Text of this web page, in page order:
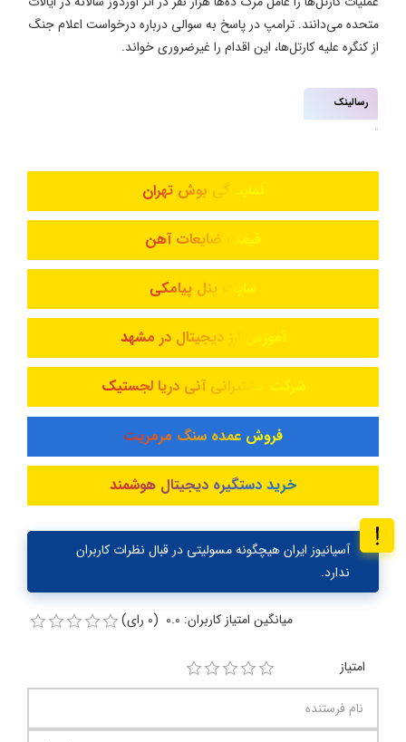
متحده می‌دانند. ترامپ در پاسخ به سوالی درباره درخواست اعلام جنگ
از کنگره علیه کارتل‌ها، این اقدام را غیرضروری خواند.
رسالینک
نمایندگی بوش تهران
قیمت ضایعات آهن
سایت پنل پیامکی
آموزش ارز دیجیتال در مشهد
شرکت کشتیرانی آنی دریا لجستیک
فروش عمده سنگ مرمریت
خرید دستگیره دیجیتال هوشمند
آسیانیوز ایران هیچگونه مسولیتی در قبال نظرات کاربران
ندارد.
میانگین امتیاز کاربران: 0.0 (0 رای)
امتیاز